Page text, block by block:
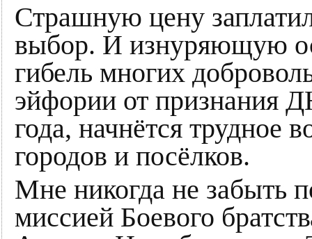
Страшную цену
выбор. И изнуряющую
гибель многих
эйфории от признания
года, начнётся трудное
городов и посёлков.
Мне никогда не забыть
миссией Боевого